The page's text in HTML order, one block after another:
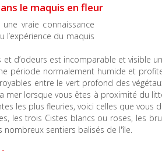
le maquis en fleur
vraie connaissance
l’expérience du maquis
d’odeurs est incomparable et visible
période normalement humide et
entre le vert profond des
mer lorsque vous êtes à proximité du
les plus fleuries, voici celles que
les trois Cistes blancs ou roses, les
nombreux sentiers balisés de l'île.